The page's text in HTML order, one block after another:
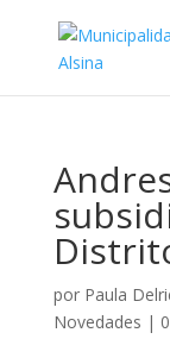
por Paula
Novedades |